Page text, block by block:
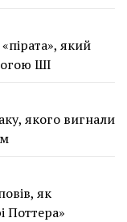
який
ШІ
якого вигнали
як
Поттера»